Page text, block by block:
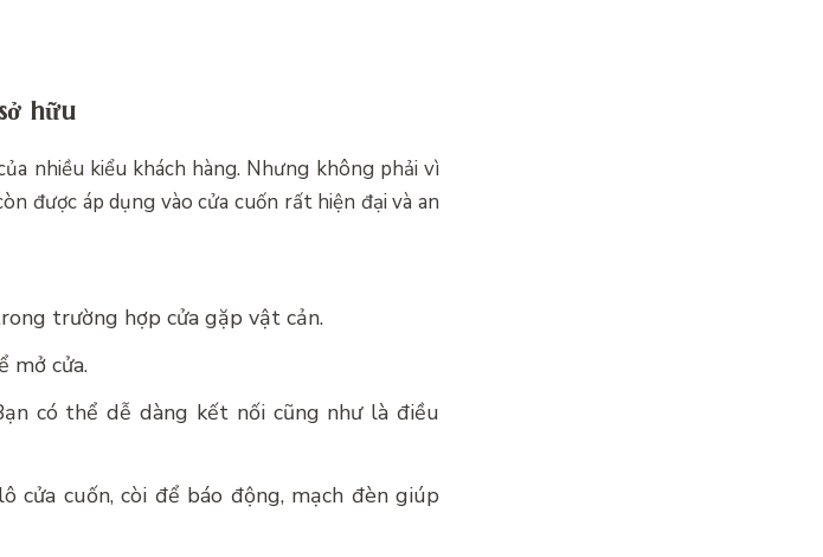
hữu
nhiều kiểu khách hàng. Nhưng không phải vì
được áp dụng vào cửa cuốn rất hiện đại và an
trường hợp cửa gặp vật cản.
mở cửa.
có thể dễ dàng kết nối cũng như là điều
cửa cuốn, còi để báo động, mạch đèn giúp